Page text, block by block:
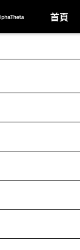
首頁